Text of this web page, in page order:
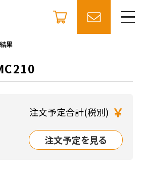
果
注文予定合計(税別) ￥
注文予定を見る